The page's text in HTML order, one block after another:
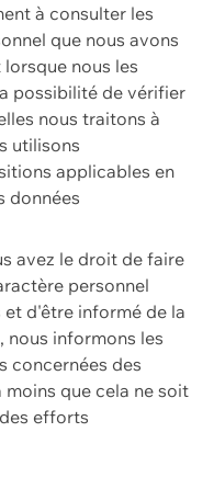
à consulter les
que nous avons
nous les
possibilité de vérifier
nous traitons à
utilisons
applicables en
données
avez le droit de faire
personnel
d'être informé de la
nous informons les
concernées des
que cela ne soit
efforts